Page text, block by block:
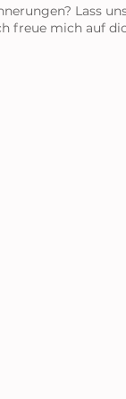
Lass
freue mich auf